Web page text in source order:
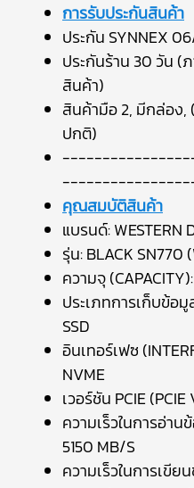
การรับประกันสินค้า
ประกัน SYNNEX
ประกันร้าน 30 วัน (
สินค้า)
สินค้ามือ 2, มีกล่อง,
ปกติ)
คุณสมบัติสินค้า
แบรนด์: WESTERN
รุ่น: BLACK SN770
ความจุ
ประเภทการเก็บข้อมู
SSD
อินเทอร์เฟซ
NVME
เวอร์ชัน PCIE (PCIE
ความเร็วในการอ่าน
5150 MB/S
ความเร็วในการเขีย